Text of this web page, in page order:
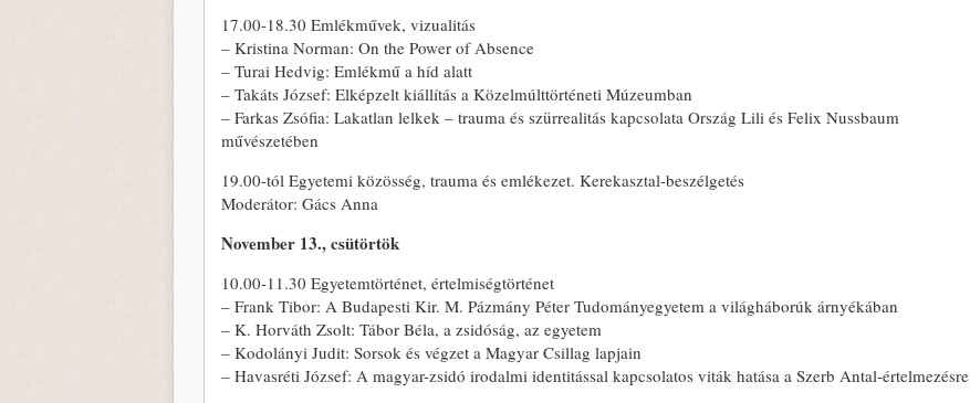
17.00-18.30 Emlékművek, vizualitás
– Kristina Norman: On the Power of Absence
– Turai Hedvig: Emlékmű a híd alatt
– Takáts József: Elképzelt kiállítás a Közelmúlttörténeti Múzeumban
– Farkas Zsófia: Lakatlan lelkek – trauma és szürrealitás kapcsolata Ország Lili és Felix Nussbaum
művészetében
19.00-tól Egyetemi közösség, trauma és emlékezet. Kerekasztal-beszélgetés
Moderátor: Gács Anna
November 13., csütörtök
10.00-11.30 Egyetemtörténet, értelmiségtörténet
– Frank Tibor: A Budapesti Kir. M. Pázmány Péter Tudományegyetem a világháborúk árnyékában
– K. Horváth Zsolt: Tábor Béla, a zsidóság, az egyetem
– Kodolányi Judit: Sorsok és végzet a Magyar Csillag lapjain
– Havasréti József: A magyar-zsidó irodalmi identitással kapcsolatos viták hatása a Szerb Antal-értelmezésre